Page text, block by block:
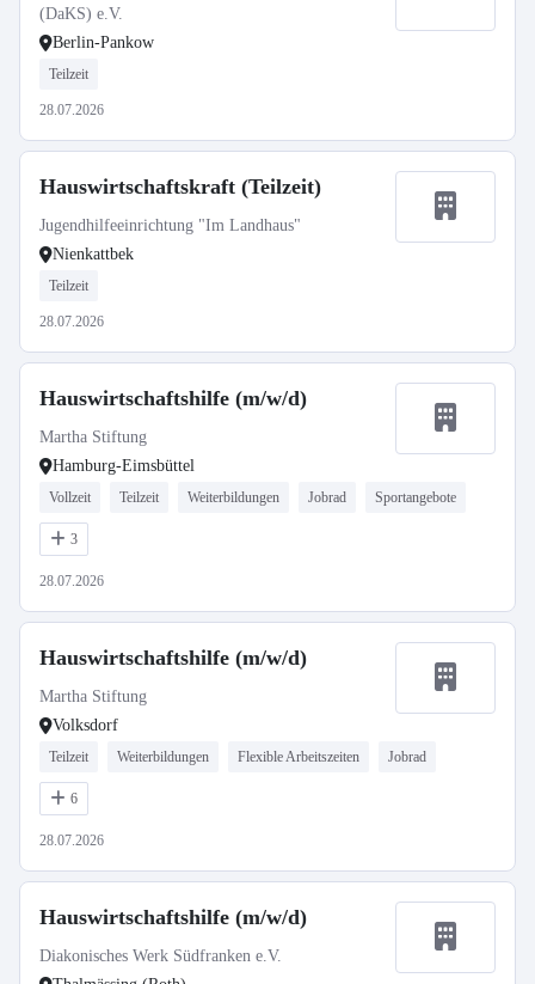
(DaKS) e.V.
Berlin-Pankow
Teilzeit
28.07.2026
Hauswirtschaftskraft (Teilzeit)
Jugendhilfeeinrichtung "Im Landhaus"
Nienkattbek
Teilzeit
28.07.2026
Hauswirtschaftshilfe (m/w/d)
Martha Stiftung
Hamburg-Eimsbüttel
Vollzeit Teilzeit Weiterbildungen Jobrad Sportangebote
3
28.07.2026
Hauswirtschaftshilfe (m/w/d)
Martha Stiftung
Volksdorf
Teilzeit Weiterbildungen Flexible Arbeitszeiten Jobrad
6
28.07.2026
Hauswirtschaftshilfe (m/w/d)
Diakonisches Werk Südfranken e.V.